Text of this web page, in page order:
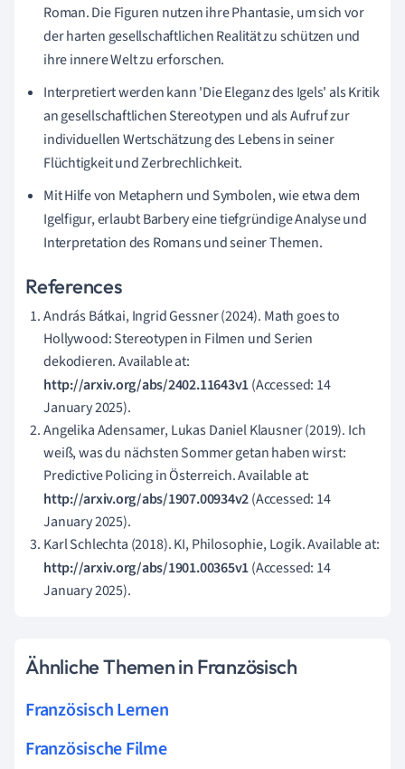
Roman. Die Figuren nutzen ihre Phantasie, um sich vor
der harten gesellschaftlichen Realität zu schützen und
ihre innere Welt zu erforschen.
Interpretiert werden kann 'Die Eleganz des Igels' als Kritik
an gesellschaftlichen Stereotypen und als Aufruf zur
individuellen Wertschätzung des Lebens in seiner
Flüchtigkeit und Zerbrechlichkeit.
Mit Hilfe von Metaphern und Symbolen, wie etwa dem
Igelfigur, erlaubt Barbery eine tiefgründige Analyse und
Interpretation des Romans und seiner Themen.
References
András Bátkai, Ingrid Gessner (2024). Math goes to
Hollywood: Stereotypen in Filmen und Serien
dekodieren. Available at:
http://arxiv.org/abs/2402.11643v1(Accessed: 14
January 2025).
Angelika Adensamer, Lukas Daniel Klausner (2019). Ich
weiß, was du nächsten Sommer getan haben wirst:
Predictive Policing in Österreich. Available at:
http://arxiv.org/abs/1907.00934v2(Accessed: 14
January 2025).
Karl Schlechta (2018). KI, Philosophie, Logik. Available at:
http://arxiv.org/abs/1901.00365v1(Accessed: 14
January 2025).
Ähnliche Themen in Französisch
Französisch Lernen
Französische Filme